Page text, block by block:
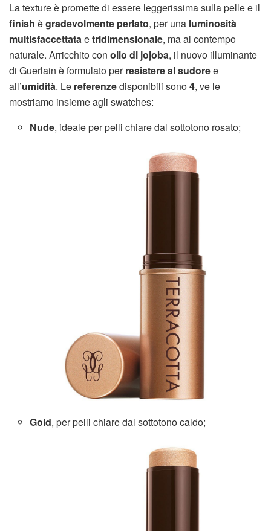
La texture è promette di essere leggerissima sulla pelle e il
finish ègradevolmente perlato, per una luminosità
multisfaccettataetridimensionale, ma al contempo
naturale. Arricchito con olio di jojoba, il nuovo illuminante
di Guerlain è formulato perresistere al sudoree
all’umidità. Le referenzedisponibili sono4, ve le
mostriamo insieme agli swatches:
Nude, ideale per pelli chiare dal sottotono rosato;
Gold, per pelli chiare dal sottotono caldo;